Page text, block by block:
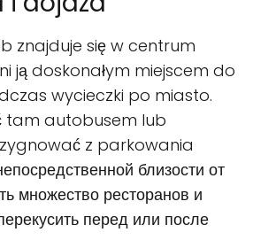
znajduje się w centrum
ją doskonałym miejscem do
wycieczki po miasto.
tam autobusem lub
z parkowania
близости от
множество ресторанов и
перед или после